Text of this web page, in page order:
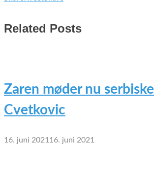
Related Posts
Zaren møder nu serbiske
Cvetkovic
16. juni 2021 16. juni 2021